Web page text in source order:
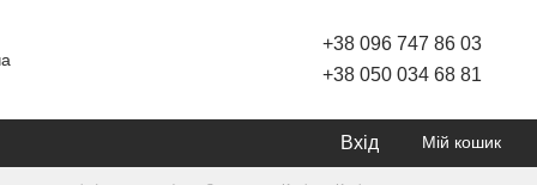
+38 096 747 86 03
+38 050 034 68 81
Вхід Мій кошик